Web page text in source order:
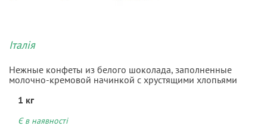
Італія
Нежные конфеты из белого шоколада, заполненные
молочно-кремовой начинкой с хрустящими хлопьями
1 кг
Є в наявності